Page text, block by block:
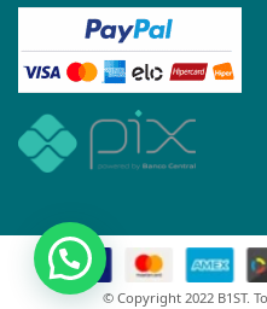
© Copyright 2022 B1ST.